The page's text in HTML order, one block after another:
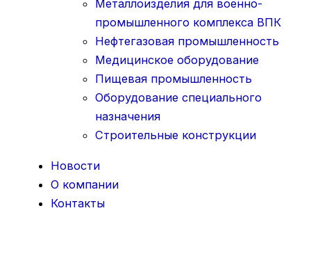
Металлоизделия для военно-
промышленного комплекса ВПК
Нефтегазовая промышленность
Медицинское оборудование
Пищевая промышленность
Оборудование специального
назначения
Строительные конструкции
Новости
О компании
Контакты